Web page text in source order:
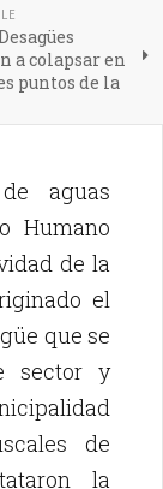
a colapsar en
puntos de la
aguas
Humano
de la
el
que se
sector y
de
la